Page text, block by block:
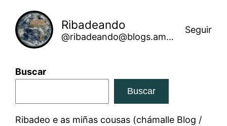
Ribadeando
@ribadeando@blogs.amarinha.gal
Seguir
Buscar
Buscar
Ribadeo e as miñas cousas (chámalle Blog /